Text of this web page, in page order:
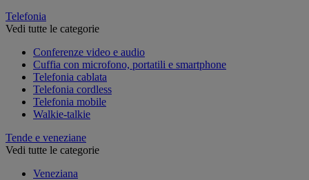
Telefonia
Vedi tutte le categorie
Conferenze video e audio
Cuffia con microfono, portatili e smartphone
Telefonia cablata
Telefonia cordless
Telefonia mobile
Walkie-talkie
Tende e veneziane
Vedi tutte le categorie
Veneziana